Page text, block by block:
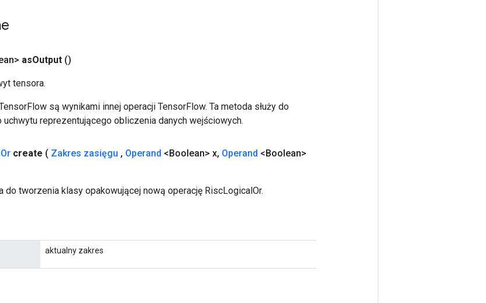
asOutput ()
tensora.
są wynikami innej operacji TensorFlow. Ta metoda służy do
reprezentującego obliczenia danych wejściowych.
Or create ( Zakres zasięgu , Operand <Boolean> x, Operand <Boolean>
do tworzenia klasy opakowującej nową operację RiscLogicalOr.
aktualny zakres